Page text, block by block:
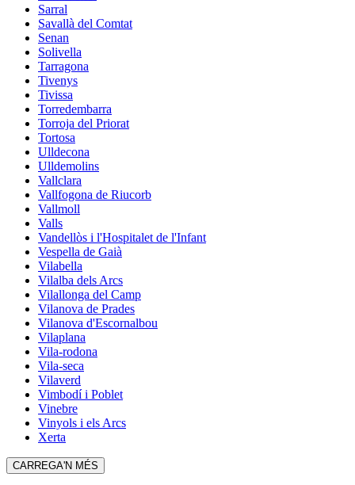
Sarral
Savallà del Comtat
Senan
Solivella
Tarragona
Tivenys
Tivissa
Torredembarra
Torroja del Priorat
Tortosa
Ulldecona
Ulldemolins
Vallclara
Vallfogona de Riucorb
Vallmoll
Valls
Vandellòs i l'Hospitalet de l'Infant
Vespella de Gaià
Vilabella
Vilalba dels Arcs
Vilallonga del Camp
Vilanova de Prades
Vilanova d'Escornalbou
Vilaplana
Vila-rodona
Vila-seca
Vilaverd
Vimbodí i Poblet
Vinebre
Vinyols i els Arcs
Xerta
CARREGA'N MÉS